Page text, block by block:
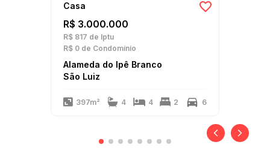
Casa
R$ 3.000.000
R$ 817 de Iptu
R$ 0 de Condomínio
Alameda do Ipê Branco
São Luiz
397m² 4 4 2 6